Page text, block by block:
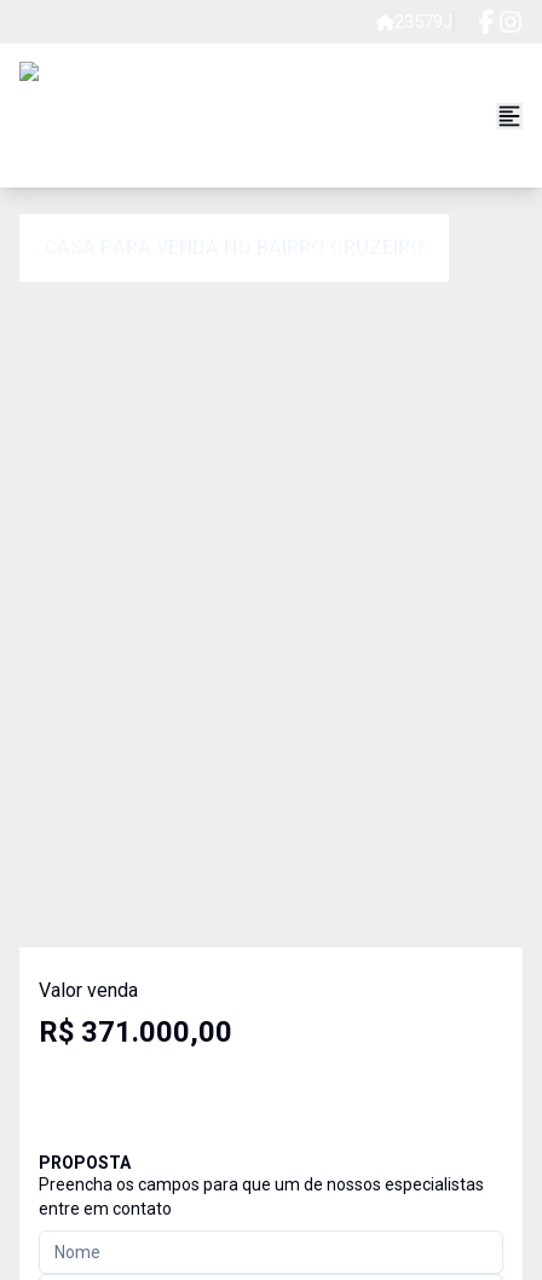
Valor venda
R$ 371.000,00
PROPOSTA
Preencha os campos para que um de nossos especialistas
entre em contato